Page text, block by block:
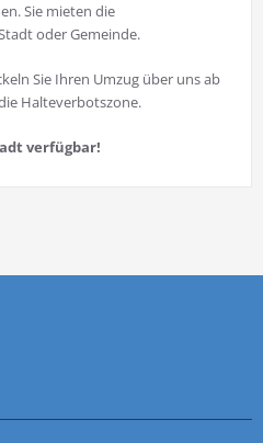
Sie mieten die
oder Gemeinde.
Sie Ihren Umzug über uns ab
Halteverbotszone.
verfügbar!